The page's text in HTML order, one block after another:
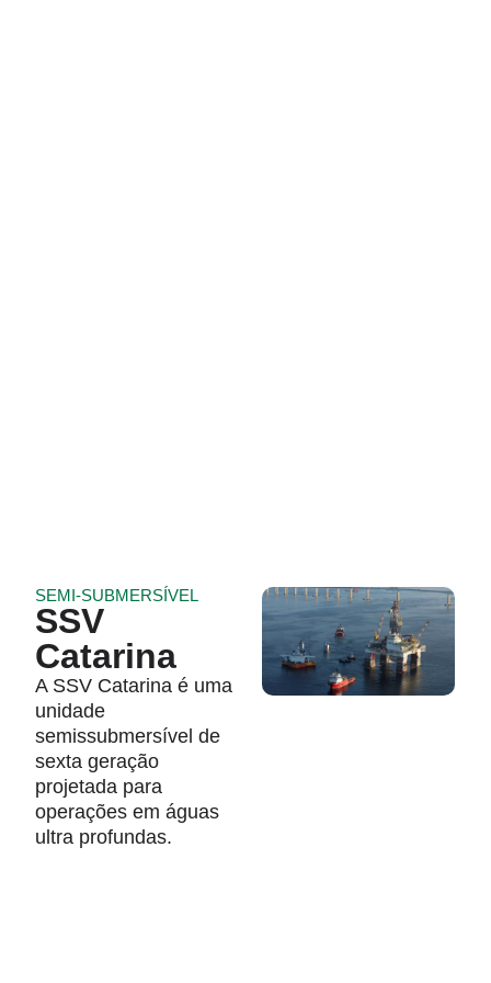
SEMI-SUBMERSÍVEL
SSV
Catarina
A SSV Catarina é uma
unidade
semissubmersível de
sexta geração
projetada para
operações em águas
ultra profundas.